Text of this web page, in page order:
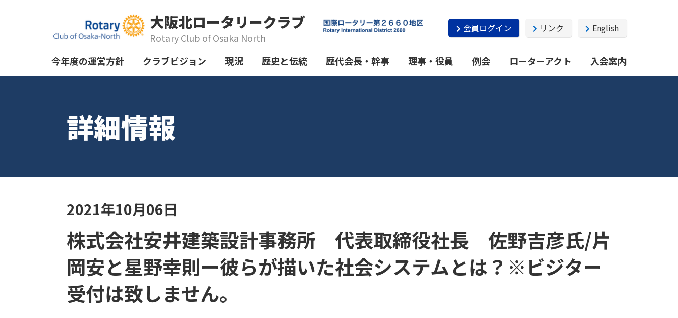
大阪北ロータリークラブ
Rotary Club of Osaka North
会員ログイン リンク English
今年度の運営方針 クラブビジョン 現況 歴史と伝統 歴代会長・幹事 理事・役員 例会 ローターアクト 入会案内
詳細情報
2021年10月06日
株式会社安井建築設計事務所 代表取締役社長 佐野吉彦氏/片
岡安と星野幸則ー彼らが描いた社会システムとは？※ビジター
受付は致しません。